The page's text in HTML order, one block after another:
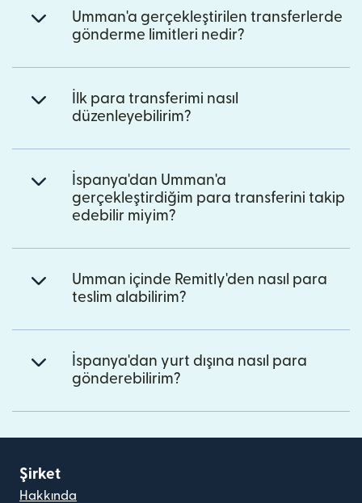
Umman'a gerçekleştirilen transferlerde
gönderme limitleri nedir?
İlk para transferimi nasıl
düzenleyebilirim?
İspanya'dan Umman'a
gerçekleştirdiğim para transferini takip
edebilir miyim?
Umman içinde Remitly'den nasıl para
teslim alabilirim?
İspanya'dan yurt dışına nasıl para
gönderebilirim?
Şirket
Hakkında